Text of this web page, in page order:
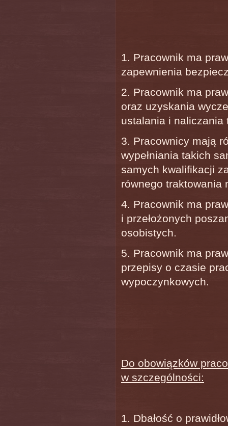
1. Pracownik ma
zapewnienia
2. Pracownik ma
oraz uzyskania
ustalania i naliczania
3. Pracownicy mają
wypełniania takich
samych kwalifikacji
równego traktowania
4. Pracownik ma
i przełożonych
osobistych.
5. Pracownik ma
przepisy o czasie
wypoczynkowych.
Do obowiązków
w szczególności:
1. Dbałość o